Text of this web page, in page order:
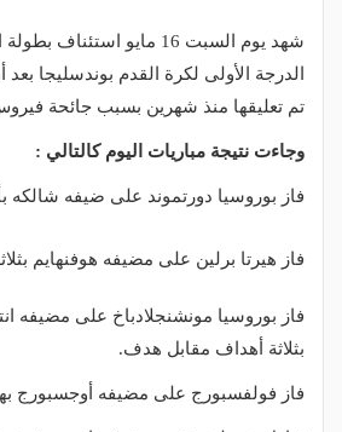
شهد يوم السبت 16 مايو
الدرجة الأولى لكرة القدم بوندسليجا
تم تعليقها منذ شهرين بسبب جائحة
وجاءت نتيجة مباريات اليوم كالتالي :
فاز بوروسيا دورتموند على ضيفه شالكه
فاز هيرتا برلين على مضيفه هوفنهايم
فاز بوروسيا مونشنجلادباخ على مضيفه
بثلاثة أهداف مقابل هدف.
فاز فولفسبورج على مضيفه أوجسبورج